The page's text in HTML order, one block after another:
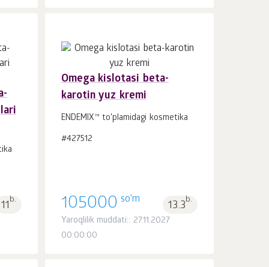
11b.
Omega kislotasi beta-
karotin yuz kremi
ENDEMIX™ to'plamidagi kosmetika
#427512
105000 so'm 13.3b.
Yaroqlilik muddati:: 27.11.2027
00:00:00
1